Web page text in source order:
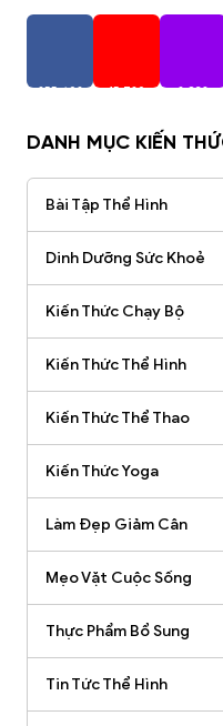
255,402 15,720 2,938
DANH MỤC KIẾN
Bài Tập Thể Hình
Dinh Dưỡng Sức Khoẻ
Kiến Thức Chạy Bộ
Kiến Thức Thể Hình
Kiến Thức Thể Thao
Kiến Thức Yoga
Làm Đẹp Giảm Cân
Mẹo Vặt Cuộc Sống
Thực Phẩm Bổ Sung
Tin Tức Thể Hình